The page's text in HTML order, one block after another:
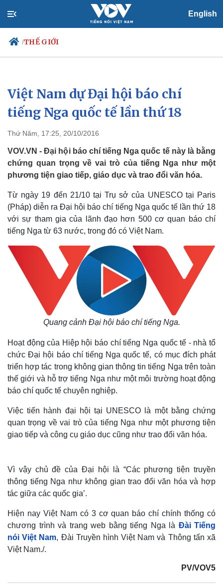
English
/THẾ GIỚI
Chính trị
Đảng
Tổ chức nhân sự
Nhận diện sự thật
Xã hội
Tin 24h
Dự báo thời tiết
Việc làm
Biển đảo
Việt Nam dự Đại hội báo chí
tiếng Nga quốc tế lần thứ 18
Thứ Năm, 17:25, 20/10/2016
VOV.VN - Đại hội báo chí tiếng Nga quốc tế này là bằng
chứng quan trọng về vai trò của tiếng Nga như một
phương tiện giao tiếp, giáo dục và trao đổi văn hóa.
Từ ngày 19 đến 21/10 tại Trụ sở của UNESCO tại Paris
(Pháp) diễn ra Đại hội báo chí tiếng Nga quốc tế lần thứ 18
với sự tham gia của lãnh đạo hơn 500 cơ quan báo chí
tiếng Nga từ 63 nước, trong đó có Việt Nam.
Quang cảnh Đại hội báo chí tiếng Nga.
Hoạt động của Hiệp hội báo chí tiếng Nga quốc tế - nhà tổ
chức Đại hội báo chí tiếng Nga quốc tế, có mục đích phát
triển hợp tác trong không gian thông tin tiếng Nga trên toàn
thế giới và hỗ trợ tiếng Nga như một môi trường hoạt động
báo chí quốc tế chuyên nghiệp.
Việc tiến hành đại hội tại UNESCO là một bằng chứng
quan trọng về vai trò của tiếng Nga như một phương tiện
giao tiếp và công cụ giáo dục cũng như trao đổi văn hóa.
Vì vậy chủ đề của Đại hội là “Các phương tiện truyền
thông tiếng Nga như không gian trao đổi văn hóa và hợp
tác giữa các quốc gia’.
Hiện nay Việt Nam có 3 cơ quan báo chí chính thống có
chương trình và trang web bằng tiếng Nga là Đài Tiếng
nói Việt Nam, Đài Truyền hình Việt Nam và Thông tấn xã
Việt Nam./.
PV/VOV5